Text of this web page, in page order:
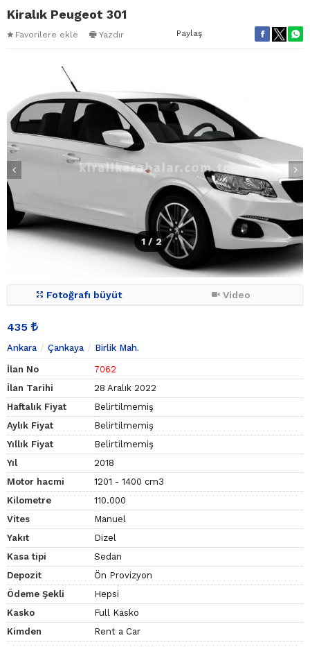
Kiralık Peugeot 301
Favorilere ekle Yazdır Paylaş
1 / 2
Fotoğrafı büyüt Video
435
Ankara Çankaya Birlik Mah.
İlan No
7062
İlan Tarihi
28 Aralık 2022
Haftalık Fiyat
Belirtilmemiş
Aylık Fiyat
Belirtilmemiş
Yıllık Fiyat
Belirtilmemiş
Yıl
2018
Motor hacmi
1201 - 1400 cm3
Kilometre
110.000
Vites
Manuel
Yakıt
Dizel
Kasa tipi
Sedan
Depozit
Ön Provizyon
Ödeme Şekli
Hepsi
Kasko
Full Kasko
Kimden
Rent a Car